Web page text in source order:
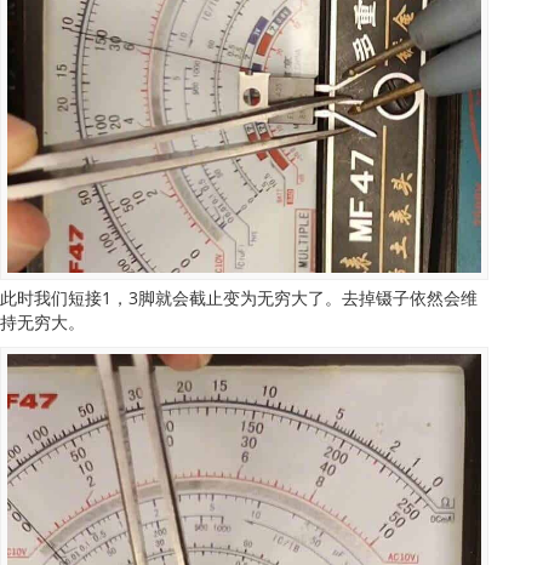
此时我们短接1，3脚就会截止变为无穷大了。去掉镊子依然会维
持无穷大。